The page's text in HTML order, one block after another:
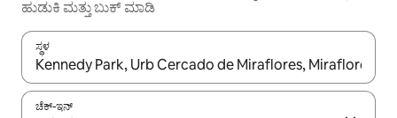
ಹುಡುಕಿ ಮತ್ತು ಬುಕ್ ಮಾಡಿ
ಸ್ಥಳ
ಫಲಿತಾಂಶಗಳು ಲಭ್ಯವಿರುವಾಗ, ಅಪ್ ಮತ್ತು ಡೌನ್ ಬಾಣದ ಕೀಲಿಗಳೊಂದಿಗೆ
ಚೆಕ್-ಇನ್